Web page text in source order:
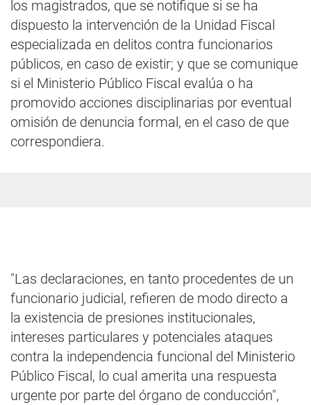
los magistrados, que se notifique si se ha
dispuesto la intervención de la Unidad Fiscal
especializada en delitos contra funcionarios
públicos, en caso de existir; y que se comunique
si el Ministerio Público Fiscal evalúa o ha
promovido acciones disciplinarias por eventual
omisión de denuncia formal, en el caso de que
correspondiera.
"Las declaraciones, en tanto procedentes de un
funcionario judicial, refieren de modo directo a
la existencia de presiones institucionales,
intereses particulares y potenciales ataques
contra la independencia funcional del Ministerio
Público Fiscal, lo cual amerita una respuesta
urgente por parte del órgano de conducción",